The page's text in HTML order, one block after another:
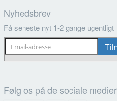
Nyhedsbrev
Få seneste nyt 1-2 gange ugentligt
Følg os på de sociale medier